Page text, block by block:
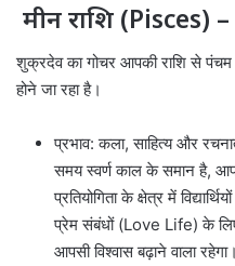
मीन राशि (Pisces)
शुक्रदेव का गोचर आपकी राशि से पंचम
होने जा रहा है।
प्रभाव: कला, साहित्य और
समय स्वर्ण काल के समान है,
प्रतियोगिता के क्षेत्र में
प्रेम संबंधों (Love Life) के
आपसी विश्वास बढ़ाने वाला